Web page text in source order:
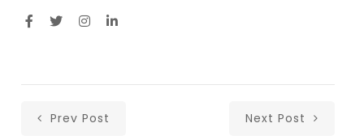
Prev Post Next Post